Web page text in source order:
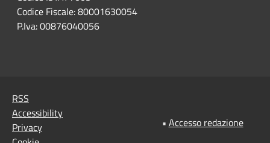
Codice Fiscale: 80001630054
P.Iva: 00876040056
RSS
Accessibility
Privacy
• Accesso redazione